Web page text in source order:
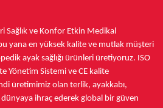
Sağlık ve Konfor Etkin Medikal
yana en yüksek kalite ve mutlak müşteri
ayak sağlığı ürünleri üretiyoruz. ISO
Yönetim Sistemi ve CE kalite
üretimimiz olan terlik, ayakkabı,
ihraç ederek global bir güven